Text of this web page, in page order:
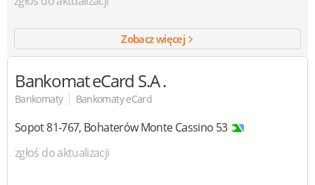
Zobacz więcej
Bankomat eCard S.A .
Bankomaty | Bankomaty eCard
Sopot81-767, Bohaterów Monte Cassino 53
zgłoś do aktualizacji